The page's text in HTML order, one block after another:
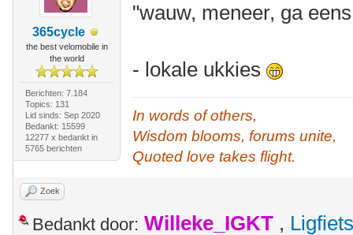
365cycle
the best velomobile in
the world
Berichten: 7.184
Topics: 131
Lid sinds: Sep 2020
Bedankt: 15599
12277 x bedankt in
5765 berichten
"wauw, meneer, ga
- lokale ukkies
In words of others,
Wisdom blooms, forums unite,
Quoted love takes flight.
Zoek
Bedankt door: Willeke_IGKT ,